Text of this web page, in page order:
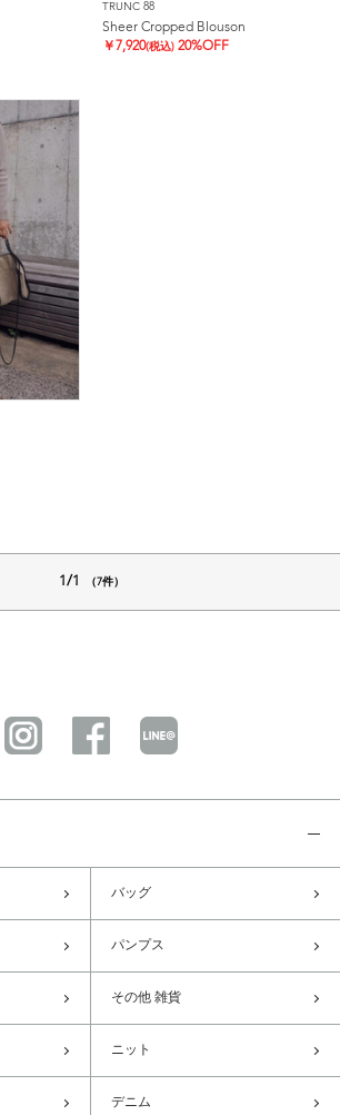
TRUNC 88
Sheer Cropped Blouson
￥ 7,920(税込) 20%OFF
1/1 （7件）
バッグ
パンプス
その他 雑貨
ニット
デニム